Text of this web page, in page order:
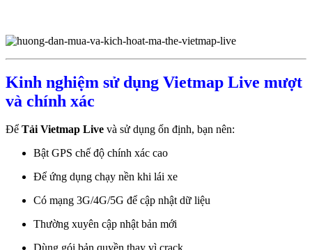
Kinh nghiệm sử dụng Vietmap Live mượt
và chính xác
Để Tải Vietmap Live và sử dụng ổn định, bạn nên:
Bật GPS chế độ chính xác cao
Để ứng dụng chạy nền khi lái xe
Có mạng 3G/4G/5G để cập nhật dữ liệu
Thường xuyên cập nhật bản mới